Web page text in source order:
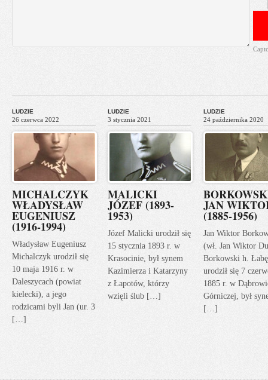
LUDZIE
26 czerwca 2022
MICHALCZYK
WŁADYSŁAW
EUGENIUSZ
(1916-1994)
Władysław Eugeniusz
Michalczyk urodził się
10 maja 1916 r. w
Daleszycach (powiat
kielecki), a jego
rodzicami byli Jan (ur. 3
[…]
LUDZIE
3 stycznia 2021
MALICKI
JÓZEF (1893-
1953)
Józef Malicki urodził się
15 stycznia 1893 r. w
Krasocinie, był synem
Kazimierza i Katarzyny
z Łapotów, którzy
wzięli ślub […]
LUDZIE
24 października 2020
JAN
(1885-1956)
Jan Wiktor
(wł. Jan Wiktor
Borkowski h.
urodził się 7
1885 r. w
Górniczej, był
[…]